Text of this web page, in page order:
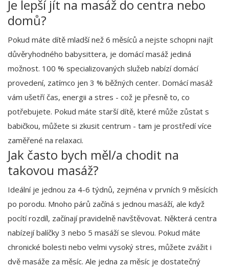
Je lepší jít na masáž do centra nebo
domů?
Pokud máte dítě mladší než 6 měsíců a nejste schopni najít
důvěryhodného babysittera, je domácí masáž jediná
možnost. 100 % specializovaných služeb nabízí domácí
provedení, zatímco jen 3 % běžných center. Domácí masáž
vám ušetří čas, energii a stres - což je přesně to, co
potřebujete. Pokud máte starší dítě, které může zůstat s
babičkou, můžete si zkusit centrum - tam je prostředí více
zaměřené na relaxaci.
Jak často bych měl/a chodit na
takovou masáž?
Ideální je jednou za 4-6 týdnů, zejména v prvních 9 měsících
po porodu. Mnoho párů začíná s jednou masáží, ale když
pocítí rozdíl, začínají pravidelně navštěvovat. Některá centra
nabízejí balíčky 3 nebo 5 masáží se slevou. Pokud máte
chronické bolesti nebo velmi vysoký stres, můžete zvážit i
dvě masáže za měsíc. Ale jedna za měsíc je dostatečný